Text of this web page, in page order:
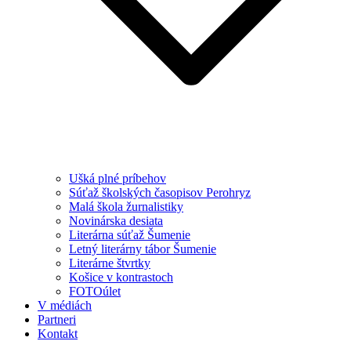
Ušká plné príbehov
Súťaž školských časopisov Perohryz
Malá škola žurnalistiky
Novinárska desiata
Literárna súťaž Šumenie
Letný literárny tábor Šumenie
Literárne štvrtky
Košice v kontrastoch
FOTOúlet
V médiách
Partneri
Kontakt